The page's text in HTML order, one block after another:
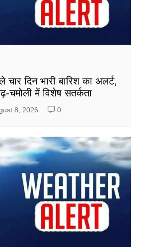
दिन भारी बारिश का अलर्ट,
चमोली में विशेष सतर्कता
8, 2026 0